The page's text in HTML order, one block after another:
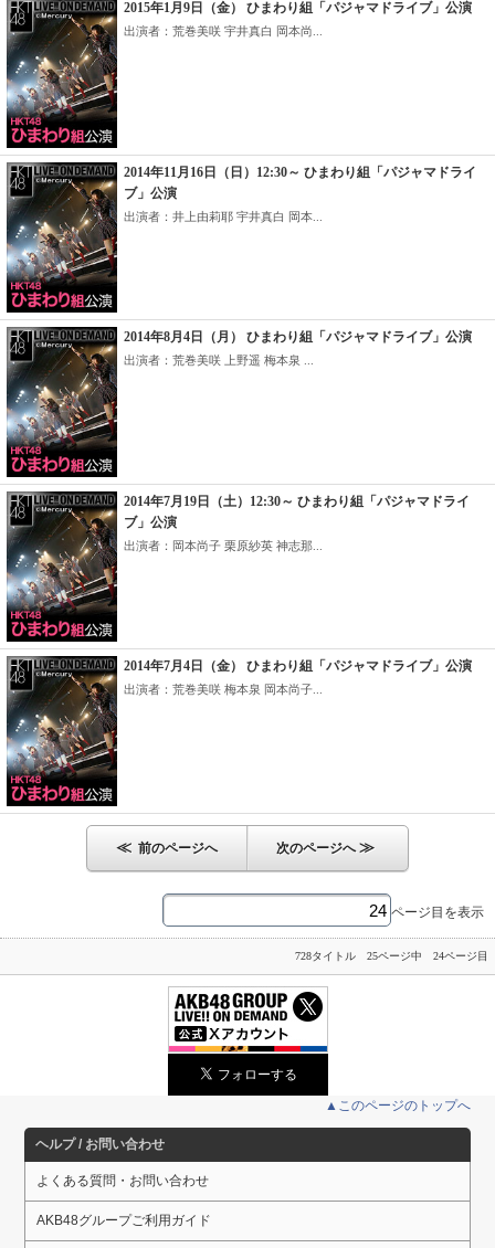
2015年1月9日（金） ひまわり組「パジャマドライブ」公演
出演者：荒巻美咲 宇井真白 岡本尚...
2014年11月16日（日）12:30～ ひまわり組「パジャマドライ
ブ」公演
出演者：井上由莉耶 宇井真白 岡本...
2014年8月4日（月） ひまわり組「パジャマドライブ」公演
出演者：荒巻美咲 上野遥 梅本泉 ...
2014年7月19日（土）12:30～ ひまわり組「パジャマドライ
ブ」公演
出演者：岡本尚子 栗原紗英 神志那...
2014年7月4日（金） ひまわり組「パジャマドライブ」公演
出演者：荒巻美咲 梅本泉 岡本尚子...
≪ 前のページへ 次のページへ≫
ページ目を表示
728タイトル 25ページ中 24ページ目
▲このページのトップへ
ヘルプ / お問い合わせ
よくある質問・お問い合わせ
AKB48グループご利用ガイド